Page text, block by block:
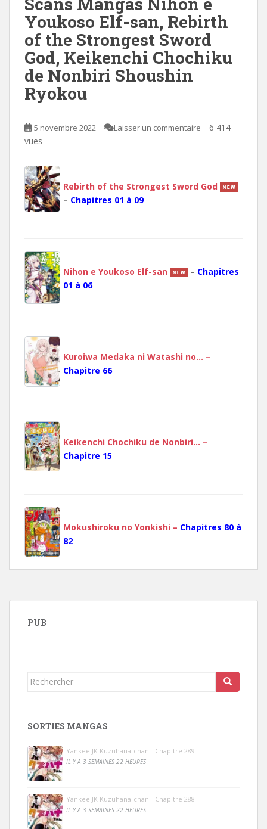
Youkoso Elf-san, Rebirth
of the Strongest Sword
God, Keikenchi Chochiku
de Nonbiri Shoushin
Ryokou
5 novembre 2022 Laisser un commentaire
6 414
vues
Rebirth of the Strongest Sword God
– Chapitres 01 à 09
Nihon e Youkoso Elf-san – Chapitres
01 à 06
Kuroiwa Medaka ni Watashi no… –
Chapitre 66
Keikenchi Chochiku de Nonbiri… –
Chapitre 15
Mokushiroku no Yonkishi – Chapitres 80 à
82
PUB
Rechercher...
SORTIES MANGAS
Yankee JK Kuzuhana-chan - Chapitre 289
IL Y A 3 SEMAINES 22 HEURES
Yankee JK Kuzuhana-chan - Chapitre 288
IL Y A 3 SEMAINES 22 HEURES